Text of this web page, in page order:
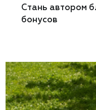
Стань автором
бонусов